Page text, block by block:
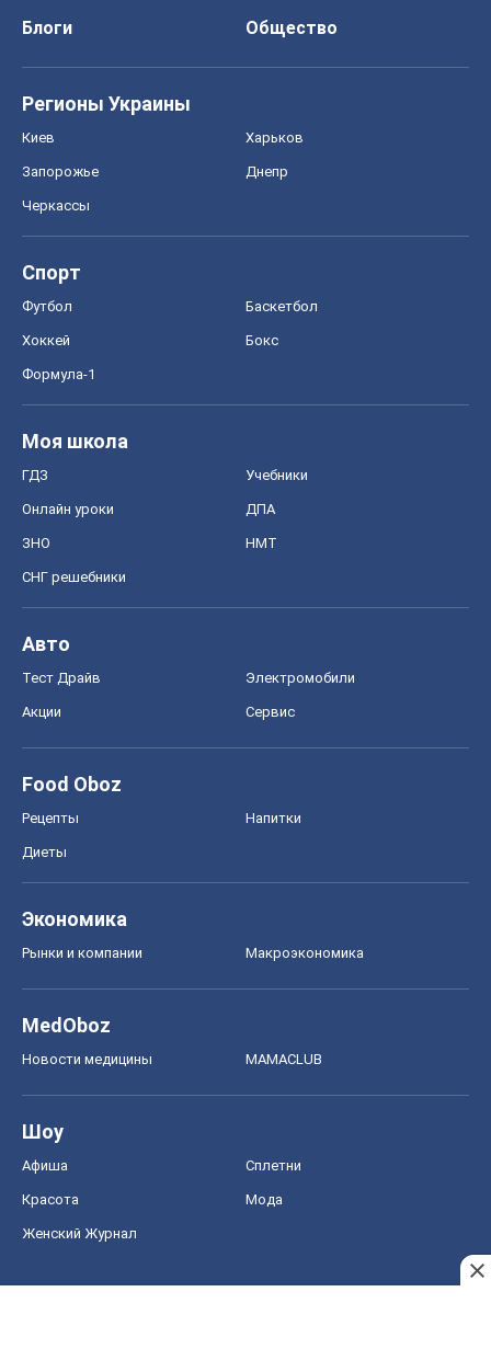
Блоги
Общество
Регионы Украины
Киев Харьков
Запорожье Днепр
Черкассы
Спорт
Футбол Баскетбол
Хоккей Бокс
Формула-1
Моя школа
ГДЗ Учебники
Онлайн уроки ДПА
ЗНО НМТ
СНГ решебники
Авто
Тест Драйв Электромобили
Акции Сервис
Food Oboz
Рецепты Напитки
Диеты
Экономика
Рынки и компании Mакроэкономика
MedOboz
Новости медицины MAMACLUB
Шоу
Афиша Сплетни
Красота Мода
Женский Журнал